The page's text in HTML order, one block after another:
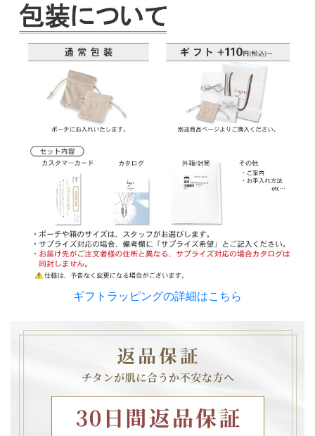
ギフトラッピングの詳細はこちら